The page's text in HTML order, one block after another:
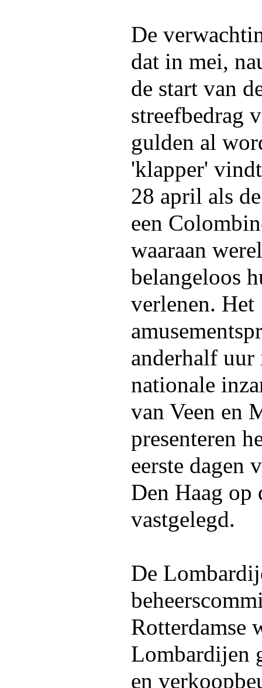
De
dat in mei,
de start van
streefbedrag
gulden al
'klapper'
28 april als
een
waaraan
belangeloos
verlenen. Het
anderhalf uur
nationale
van Veen en
presenteren
eerste dagen
Den Haag op
vastgelegd.
De
Rotterdamse
Lombardijen
en